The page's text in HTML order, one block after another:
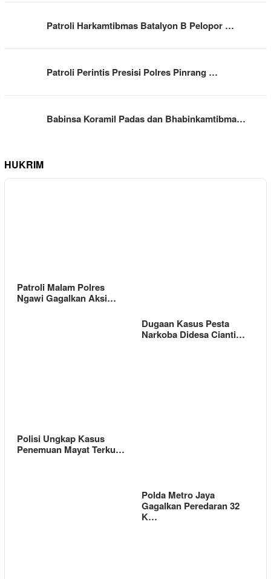
Patroli Harkamtibmas Batalyon B Pelopor …
Patroli Perintis Presisi Polres Pinrang …
Babinsa Koramil Padas dan Bhabinkamtibma…
HUKRIM
Patroli Malam Polres
Ngawi Gagalkan Aksi…
Dugaan Kasus Pesta
Narkoba Didesa Cianti…
Polisi Ungkap Kasus
Penemuan Mayat Terku…
Polda Metro Jaya
Gagalkan Peredaran 32
K…